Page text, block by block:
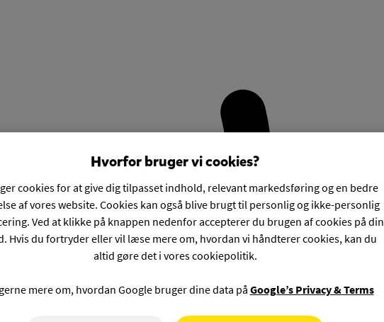
Hvorfor bruger vi cookies?
cookies for at give dig tilpasset indhold, relevant markedsføring og en bedre
af vores website. Cookies kan også blive brugt til personlig og ikke-personlig
Ved at klikke på knappen nedenfor accepterer du brugen af cookies på din
Hvis du fortryder eller vil læse mere om, hvordan vi håndterer cookies, kan du
altid gøre det i vores cookiepolitik.
mere om, hvordan Google bruger dine data på Google’s Privacy & Terms